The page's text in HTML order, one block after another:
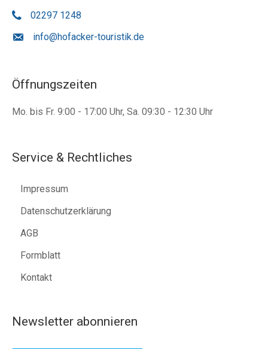
02297 1248
info@hofacker-touristik.de
Öffnungszeiten
Mo. bis Fr. 9:00 - 17:00 Uhr, Sa. 09:30 - 12:30 Uhr
Service & Rechtliches
Impressum
Datenschutzerklärung
AGB
Formblatt
Kontakt
Newsletter abonnieren